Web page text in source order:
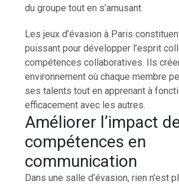
du groupe tout en s’amusant.
Les jeux d’évasion à Paris
puissant pour développer l’esprit
compétences collaboratives. Ils
environnement où chaque membre
ses talents tout en apprenant à
efficacement avec les autres.
Améliorer l’impact
compétences en
communication
Dans une salle d’évasion, rien n’est